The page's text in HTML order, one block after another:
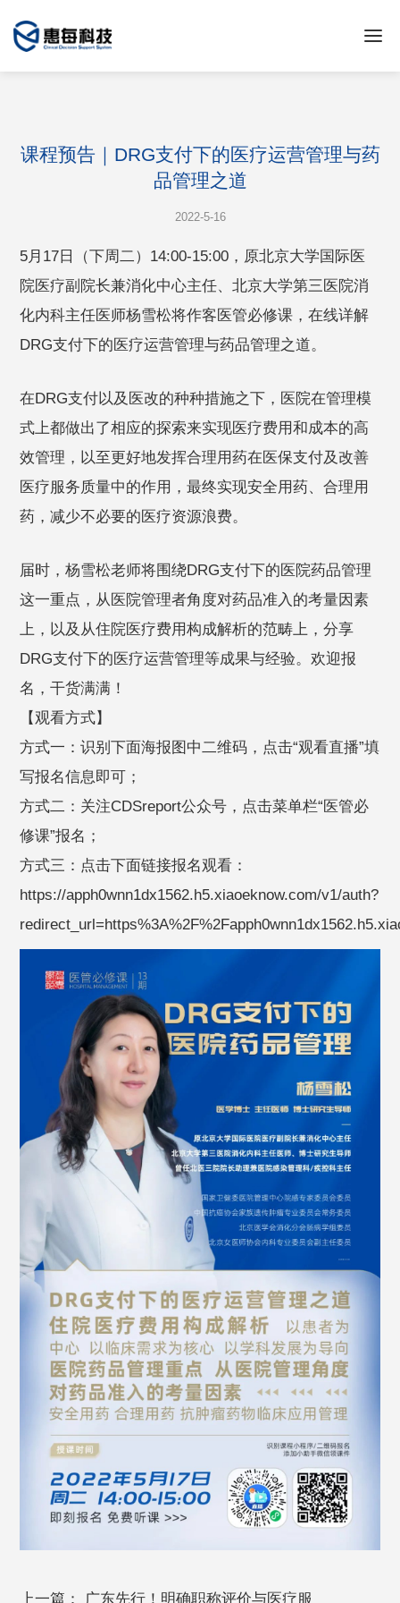
课程预告｜DRG支付下的医疗运营管理​与药
品管理之道
2022-5-16
5月17日（下周二）14:00-15:00，原北京大学国际医
院医疗副院长兼消化中心主任、北京大学第三医院消
化内科主任医师杨雪松将作客医管必修课，在线详解
DRG支付下的医疗运营管理与药品管理之道。
在DRG支付以及医改的种种措施之下，医院在管理模
式上都做出了相应的探索来实现医疗费用和成本的高
效管理，以至更好地发挥合理用药在医保支付及改善
医疗服务质量中的作用，最终实现安全用药、合理用
药，减少不必要的医疗资源浪费。
届时，杨雪松老师将围绕DRG支付下的医院药品管理
这一重点，从医院管理者角度对药品准入的考量因素
上，以及从住院医疗费用构成解析的范畴上，分享
DRG支付下的医疗运营管理等成果与经验。欢迎报
名，干货满满！
【观看方式】
方式一：识别下面海报图中二维码，点击“观看直播”填
写报名信息即可；
方式二：关注CDSreport公众号，点击菜单栏“医管必
修课”报名；
方式三：点击下面链接报名观看：
https://apph0wnn1dx1562.h5.xiaoeknow.com/v1/auth?
上一篇： 广东先行！明确职称评价与医疗服